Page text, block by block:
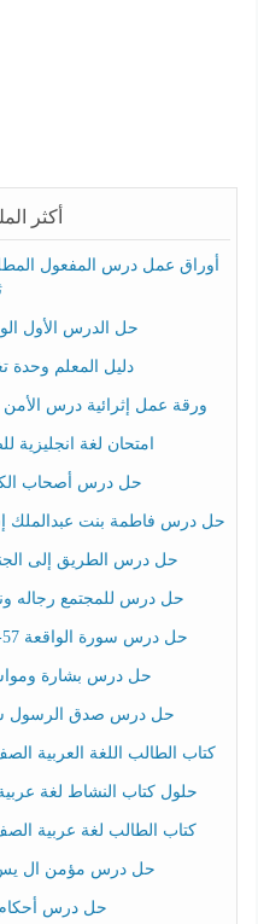
أكثر
أوراق عمل درس المفعول
حل الدرس الأول
دليل المعلم وحدة
ورقة عمل إثرائية درس الأمن
امتحان لغة
حل درس أصحاب
حل درس فاطمة بنت عبدالملك
حل درس الطريق إلى
حل درس للمجتمع رجاله
حل درس سورة الواقعة 57-74 تربية اسلامية الصف التاسع
حل درس بشارة
حل درس صدق الرسول سورة يس 1-12
كتاب الطالب اللغة العربية الصف
حلول كتاب النشاط لغة
كتاب الطالب لغة عربية الصف
حل درس مؤمن ال يس
حل درس أحكام